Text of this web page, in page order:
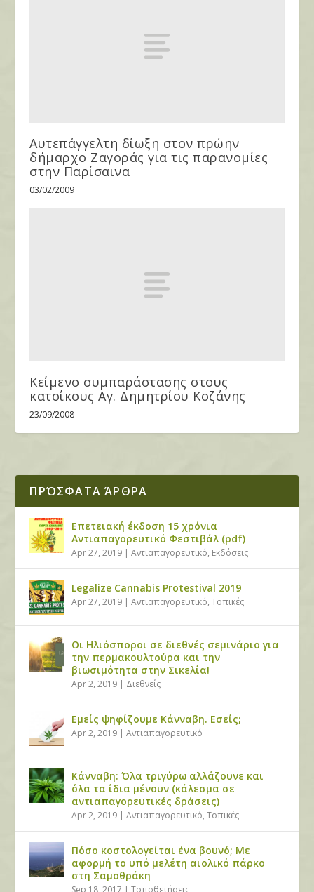
Αυτεπάγγελτη δίωξη στον πρώην
δήμαρχο Ζαγοράς για τις παρανομίες
στην Παρίσαινα
03/02/2009
Κείμενο συμπαράστασης στους
κατοίκους Αγ. Δημητρίου Κοζάνης
23/09/2008
ΠΡΌΣΦΑΤΑ ΆΡΘΡΑ
Επετειακή έκδοση 15 χρόνια
Αντιαπαγορευτικό Φεστιβάλ (pdf)
Apr 27, 2019 |Αντιαπαγορευτικό, Εκδόσεις
Legalize Cannabis Protestival 2019
Apr 27, 2019 |Αντιαπαγορευτικό,Τοπικές
Οι Ηλιόσποροι σε διεθνές σεμινάριο για
την περμακουλτούρα και την
βιωσιμότητα στην Σικελία!
Apr 2, 2019 | Διεθνείς
Εμείς ψηφίζουμε Κάνναβη. Εσείς;
Apr 2, 2019 |Αντιαπαγορευτικό
Κάνναβη: Όλα τριγύρω αλλάζουνε και
όλα τα ίδια μένουν (κάλεσμα σε
αντιαπαγορευτικές δράσεις)
Apr 2, 2019 |Αντιαπαγορευτικό,Τοπικές
Πόσο κοστολογείται ένα βουνό; Με
αφορμή το υπό μελέτη αιολικό πάρκο
στη Σαμοθράκη
Sep 18, 2017 |Τοποθετήσεις